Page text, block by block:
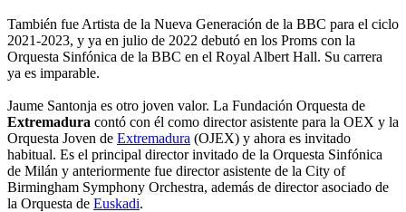
También fue Artista de la Nueva Generación de la BBC para el ciclo
2021-2023, y ya en julio de 2022 debutó en los Proms con la
Orquesta Sinfónica de la BBC en el Royal Albert Hall. Su carrera
ya es imparable.
Jaume Santonja es otro joven valor. La Fundación Orquesta de
Extremadura contó con él como director asistente para la OEX y la
Orquesta Joven de Extremadura (OJEX) y ahora es invitado
habitual. Es el principal director invitado de la Orquesta Sinfónica
de Milán y anteriormente fue director asistente de la City of
Birmingham Symphony Orchestra, además de director asociado de
la Orquesta de Euskadi.